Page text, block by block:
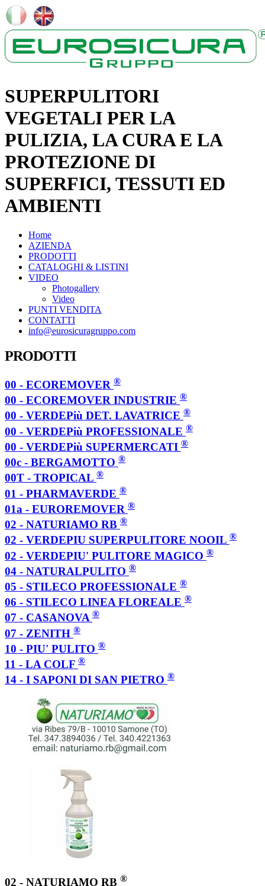
SUPERPULITORI
VEGETALI PER LA
PULIZIA, LA CURA E LA
PROTEZIONE DI
SUPERFICI, TESSUTI ED
AMBIENTI
Home
AZIENDA
PRODOTTI
CATALOGHI & LISTINI
VIDEO
Photogallery
Video
PUNTI VENDITA
CONTATTI
info@eurosicuragruppo.com
PRODOTTI
00 - ECOREMOVER ®
00 - ECOREMOVER INDUSTRIE ®
00 - VERDEPiù DET. LAVATRICE ®
00 - VERDEPiù PROFESSIONALE ®
00 - VERDEPiù SUPERMERCATI ®
00c - BERGAMOTTO ®
00T - TROPICAL ®
01 - PHARMAVERDE ®
01a - EUROREMOVER ®
02 - NATURIAMO RB ®
02 - VERDEPIU SUPERPULITORE NOOIL ®
02 - VERDEPIU' PULITORE MAGICO ®
04 - NATURALPULITO ®
05 - STILECO PROFESSIONALE ®
06 - STILECO LINEA FLOREALE ®
07 - CASANOVA ®
07 - ZENITH ®
10 - PIU' PULITO ®
11 - LA COLF ®
14 - I SAPONI DI SAN PIETRO ®
02 - NATURIAMO RB ®